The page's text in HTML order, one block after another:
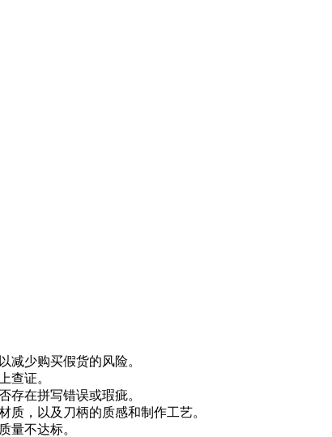
减少购买假货的风险。
查证。
存在拼写错误或瑕疵。
质，以及刀柄的质感和制作工艺。
量不达标。